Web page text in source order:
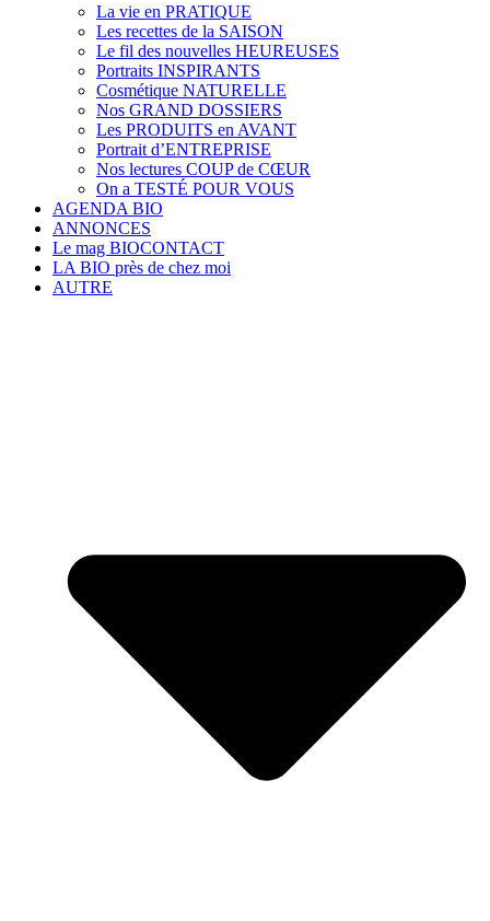
La vie en PRATIQUE
Les recettes de la SAISON
Le fil des nouvelles HEUREUSES
Portraits INSPIRANTS
Cosmétique NATURELLE
Nos GRAND DOSSIERS
Les PRODUITS en AVANT
Portrait d’ENTREPRISE
Nos lectures COUP de CŒUR
On a TESTÉ POUR VOUS
AGENDA BIO
ANNONCES
Le mag BIOCONTACT
LA BIO près de chez moi
AUTRE